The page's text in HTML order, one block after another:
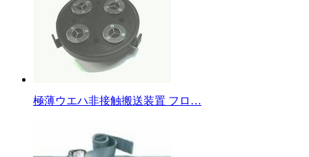
極薄ウエハ非接触搬送装置 フロ…